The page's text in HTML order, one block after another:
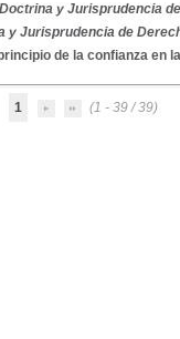
y Jurisprudencia
y Jurisprudencia de
de la confianza en
1 (1 - 39 / 39)